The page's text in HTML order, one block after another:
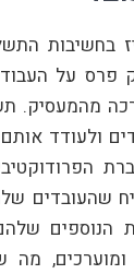
בחשיבות
פרס על
מהמעסיק.
ולעודד
שהעובדים
הנוספים
ומוערכים, מה